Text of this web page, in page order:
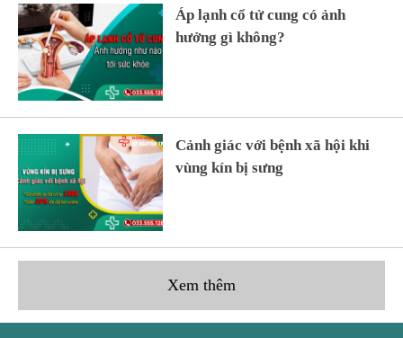
Áp lạnh cổ tử cung có ảnh
hưởng gì không?
Cảnh giác với bệnh xã hội khi
vùng kín bị sưng
Xem thêm